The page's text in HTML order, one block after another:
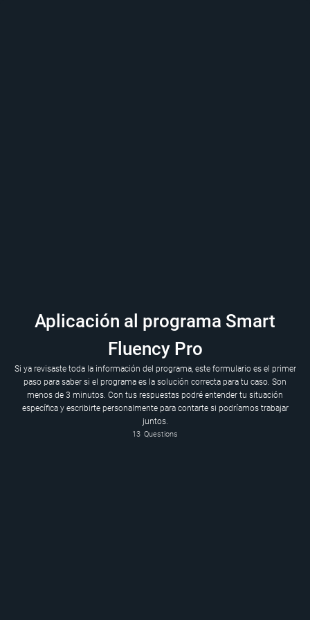
Aplicación al programa Smart
Fluency Pro
Si ya revisaste toda la información del programa, este formulario es el primer
paso para saber si el programa es la solución correcta para tu caso. Son
menos de 3 minutos. Con tus respuestas podré entender tu situación
específica y escribirte personalmente para contarte si podríamos trabajar
juntos.
13 Questions